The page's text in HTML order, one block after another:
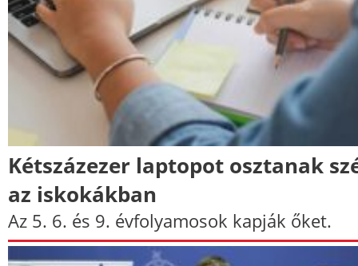
Kétszázezer laptopot osztanak
az iskokákban
Az 5. 6. és 9. évfolyamosok kapják őket.